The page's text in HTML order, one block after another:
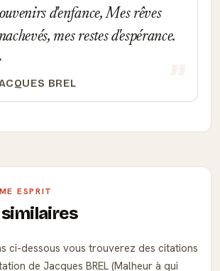
d'enfance, Mes rêves
mes restes d'espérance.
BREL
ESPRIT
ci-dessous vous trouverez des citations
de Jacques BREL (Malheur à qui